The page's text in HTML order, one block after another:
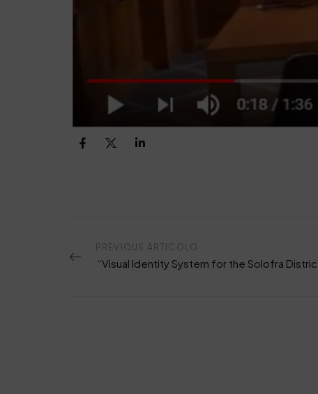
PREVIOUS ARTICOLO